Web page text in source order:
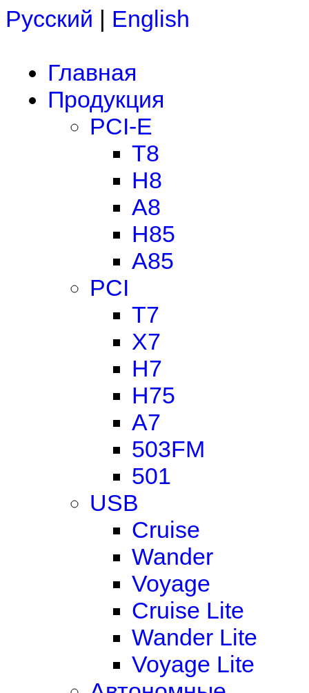
Русский | English
Главная
Продукция
PCI-E
T8
H8
A8
H85
A85
PCI
T7
X7
H7
H75
A7
503FM
501
USB
Cruise
Wander
Voyage
Cruise Lite
Wander Lite
Voyage Lite